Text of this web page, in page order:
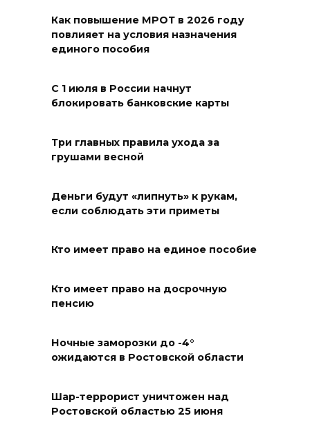
06 августа 2026 18:29
06 августа 2026 18:27
в Таганроге откроет 200-й
06 августа 2026 18:27
Наблюдатели готовятся к
06 августа 2026 18:25
пострадавшим при атаке
БПЛА на Кубани
Как повышение МРОТ в 2026 году
повлияет на условия назначения
единого пособия
С 1 июля в России начнут
блокировать банковские карты
Три главных правила ухода за
грушами весной
Деньги будут «липнуть» к рукам,
если соблюдать эти приметы
Кто имеет право на единое пособие
Кто имеет право на досрочную
пенсию
Ночные заморозки до -4°
ожидаются в Ростовской области
Шар-террорист уничтожен над
Ростовской областью 25 июня